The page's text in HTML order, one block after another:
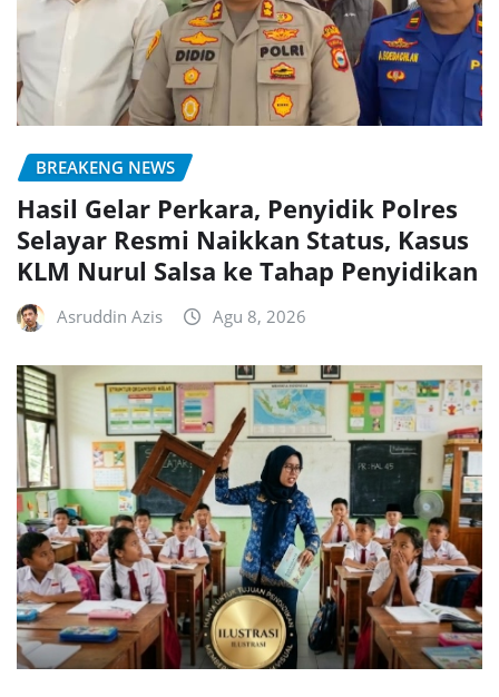
BREAKENG NEWS
Hasil Gelar Perkara, Penyidik Polres
Selayar Resmi Naikkan Status, Kasus
KLM Nurul Salsa ke Tahap Penyidikan
Asruddin Azis Agu 8, 2026